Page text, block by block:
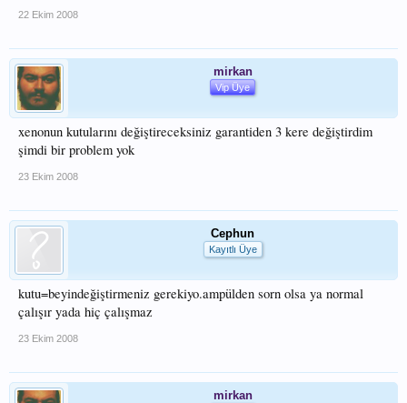
22 Ekim 2008
mirkan
Vip Üye
xenonun kutularını değiştireceksiniz garantiden 3 kere değiştirdim
şimdi bir problem yok
23 Ekim 2008
Cephun
Kayıtlı Üye
kutu=beyindeğiştirmeniz gerekiyo.ampülden sorn olsa ya normal
çalışır yada hiç çalışmaz
23 Ekim 2008
mirkan